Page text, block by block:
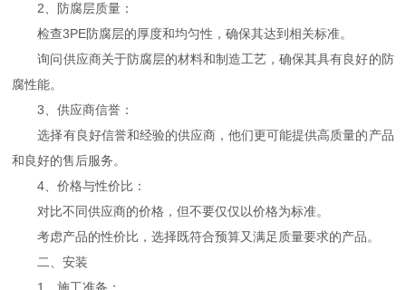
2、防腐层质量：
检查3PE防腐层的厚度和均匀性，确保其达到相关标准。
询问供应商关于防腐层的材料和制造工艺，确保其具有良好的防
腐性能。
3、供应商信誉：
选择有良好信誉和经验的供应商，他们更可能提供高质量的产品
和良好的售后服务。
4、价格与性价比：
对比不同供应商的价格，但不要仅仅以价格为标准。
考虑产品的性价比，选择既符合预算又满足质量要求的产品。
二、安装